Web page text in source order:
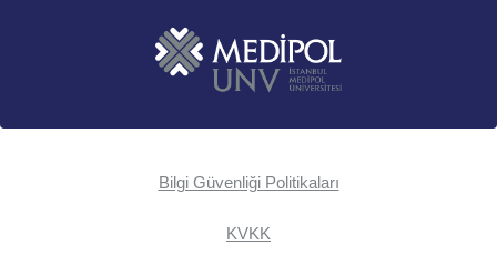
Bilgi Güvenliği Politikaları
KVKK